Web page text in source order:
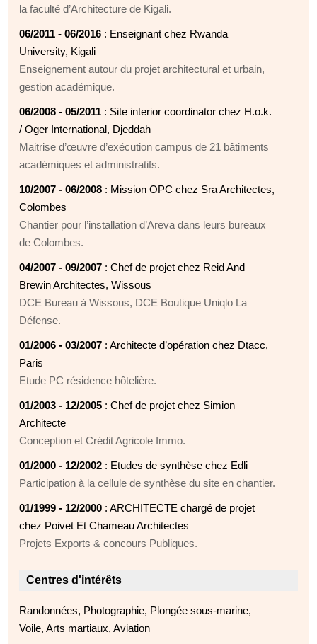
la faculté d’Architecture de Kigali.
06/2011 - 06/2016 : Enseignant chez Rwanda
University, Kigali
Enseignement autour du projet architectural et urbain,
gestion académique.
06/2008 - 05/2011 : Site interior coordinator chez H.o.k.
/ Oger International, Djeddah
Maitrise d’œuvre d’exécution campus de 21 bâtiments
académiques et administratifs.
10/2007 - 06/2008 : Mission OPC chez Sra Architectes,
Colombes
Chantier pour l’installation d’Areva dans leurs bureaux
de Colombes.
04/2007 - 09/2007 : Chef de projet chez Reid And
Brewin Architectes, Wissous
DCE Bureau à Wissous, DCE Boutique Uniqlo La
Défense.
01/2006 - 03/2007 : Architecte d’opération chez Dtacc,
Paris
Etude PC résidence hôtelière.
01/2003 - 12/2005 : Chef de projet chez Simion
Architecte
Conception et Crédit Agricole Immo.
01/2000 - 12/2002 : Etudes de synthèse chez Edli
Participation à la cellule de synthèse du site en chantier.
01/1999 - 12/2000 : ARCHITECTE chargé de projet
chez Poivet Et Chameau Architectes
Projets Exports & concours Publiques.
Centres d'intérêts
Randonnées, Photographie, Plongée sous-marine,
Voile, Arts martiaux, Aviation